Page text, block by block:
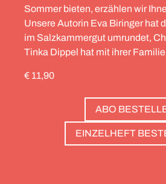
Sommer bieten, erzählen wir
Unsere Autorin Eva Biringer hat
im Salzkammergut umrundet,
Tinka Dippel hat mit ihrer Familie
Helfrich ist über viele Gipfel
Salzburg bis nach Triest. Und die
zwölf Hotels gesammelt, die
haben: Sie sind die perfekte
stürmen. Und sie haben
€ 11,90
ABO
EINZELHEFT